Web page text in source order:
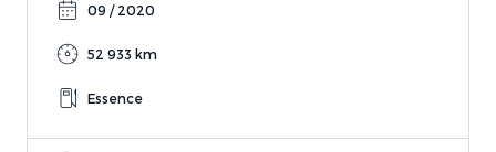
09 / 2020
52 933 km
Essence